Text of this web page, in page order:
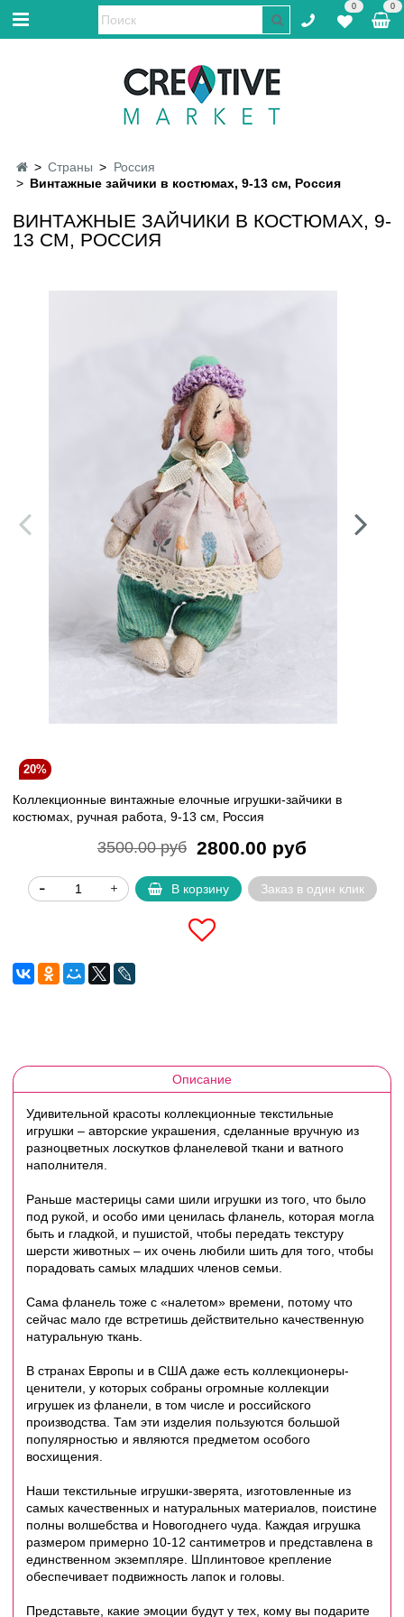
0 0
Страны
Россия
Винтажные зайчики в костюмах, 9-13 см, Россия
ВИНТАЖНЫЕ ЗАЙЧИКИ В КОСТЮМАХ, 9-
13 СМ, РОССИЯ
20%
Коллекционные винтажные елочные игрушки-зайчики в
костюмах, ручная работа, 9-13 см, Россия
3500.00 руб 2800.00 руб
В корзину Заказ в один клик
Описание
Удивительной красоты коллекционные текстильные
игрушки – авторские украшения, сделанные вручную из
разноцветных лоскутков фланелевой ткани и ватного
наполнителя.
Раньше мастерицы сами шили игрушки из того, что было
под рукой, и особо ими ценилась фланель, которая могла
быть и гладкой, и пушистой, чтобы передать текстуру
шерсти животных – их очень любили шить для того, чтобы
порадовать самых младших членов семьи.
Сама фланель тоже с «налетом» времени, потому что
сейчас мало где встретишь действительно качественную
натуральную ткань.
В странах Европы и в США даже есть коллекционеры-
ценители, у которых собраны огромные коллекции
игрушек из фланели, в том числе и российского
производства. Там эти изделия пользуются большой
популярностью и являются предметом особого
восхищения.
Наши текстильные игрушки-зверята, изготовленные из
самых качественных и натуральных материалов, поистине
полны волшебства и Новогоднего чуда. Каждая игрушка
размером примерно 10-12 сантиметров и представлена в
единственном экземпляре. Шплинтовое крепление
обеспечивает подвижность лапок и головы.
Представьте, какие эмоции будут у тех, кому вы подарите